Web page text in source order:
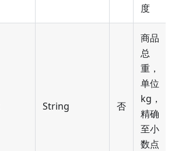
度
String 否
商品
总
重，
单位
kg，
精确
至小
数点